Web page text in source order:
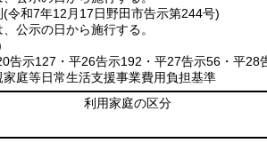
(令和7年12月17日野田市告示第244号)
公示の日から施行する。
告示127・平26告示192・平27告示56・平
家庭等日常生活支援事業費用負担基準
利用家庭の区分